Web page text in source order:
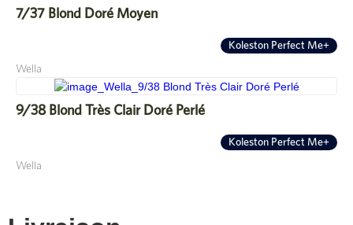
7/37 Blond Doré Moyen
Koleston Perfect Me+
Wella
9/38 Blond Très Clair Doré Perlé
Koleston Perfect Me+
Wella